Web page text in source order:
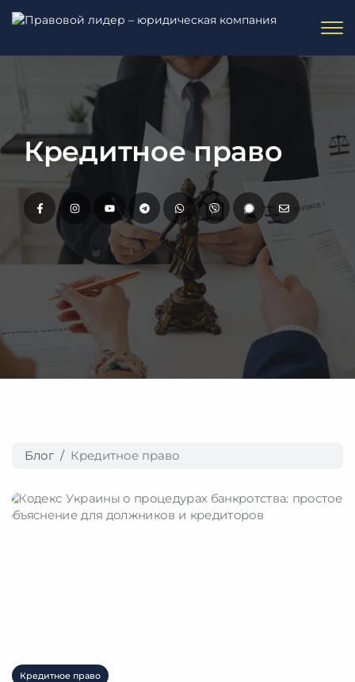
Кредитное право
Блог Кредитное право
Кредитное право